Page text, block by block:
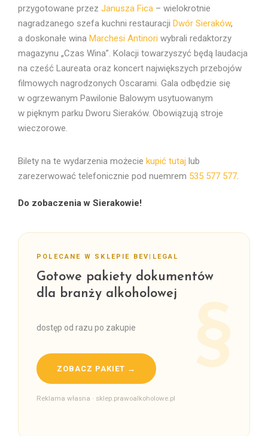
przygotowane przez Janusza Fica – wielokrotnie
nagradzanego szefa kuchni restauracji Dwór Sieraków,
a doskonałe wina Marchesi Antinori wybrali redaktorzy
magazynu „Czas Wina”. Kolacji towarzyszyć będą laudacja
na cześć Laureata oraz koncert największych przebojów
filmowych nagrodzonych Oscarami. Gala odbędzie się
w ogrzewanym Pawilonie Balowym usytuowanym
w pięknym parku Dworu Sieraków. Obowiązują stroje
wieczorowe.
Bilety na te wydarzenia możecie kupić tutaj lub
zarezerwować telefonicznie pod nuemrem 535 577 577.
Do zobaczenia w Sierakowie!
POLECANE W SKLEPIE BEV|LEGAL
Gotowe pakiety dokumentów
dla branży alkoholowej
dostęp od razu po zakupie
ZOBACZ PAKIET →
Reklama własna · sklep.prawoalkoholowe.pl